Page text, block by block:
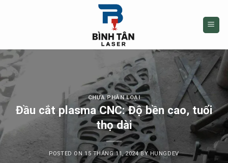
CHƯA PHÂN LOẠI
Đầu cắt plasma CNC: Độ bền cao, tuổi
thọ dài
POSTED ON 15 THÁNG 11, 2024 BY HUNGDEV